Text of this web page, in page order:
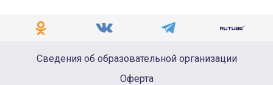
Сведения об образовательной организации
Оферта